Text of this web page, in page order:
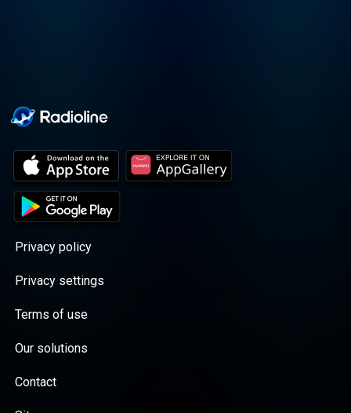
Privacy policy
Privacy settings
Terms of use
Our solutions
Contact